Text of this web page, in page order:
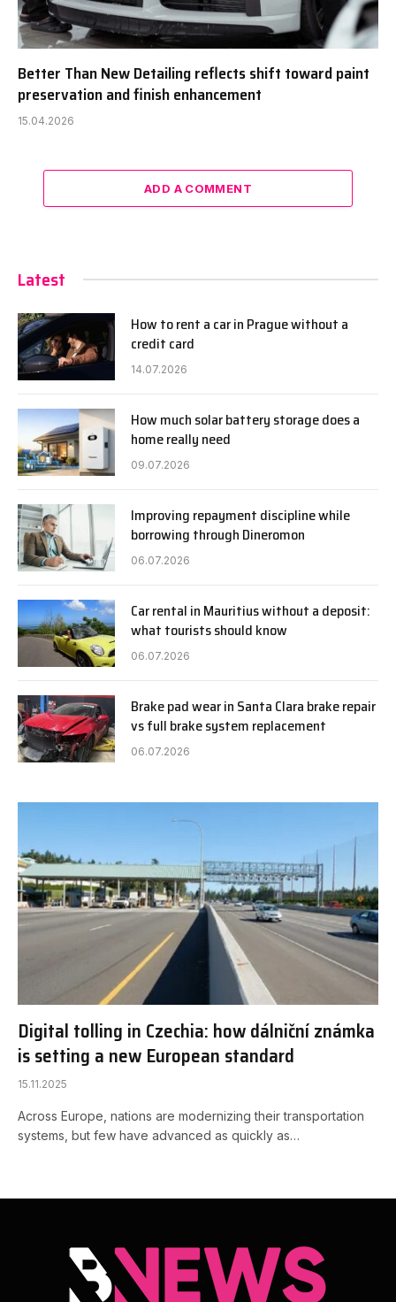
Better Than New Detailing reflects shift toward paint
preservation and finish enhancement
15.04.2026
ADD A COMMENT
Latest
How to rent a car in Prague without a
credit card
14.07.2026
How much solar battery storage does a
home really need
09.07.2026
Improving repayment discipline while
borrowing through Dineromon
06.07.2026
Car rental in Mauritius without a deposit:
what tourists should know
06.07.2026
Brake pad wear in Santa Clara brake repair
vs full brake system replacement
06.07.2026
Digital tolling in Czechia: how dálniční známka
is setting a new European standard
15.11.2025
Across Europe, nations are modernizing their transportation
systems, but few have advanced as quickly as…